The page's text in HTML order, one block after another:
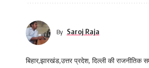
By Saroj Raja
बिहार,झारखंड,उत्तर प्रदेश, दिल्ली की